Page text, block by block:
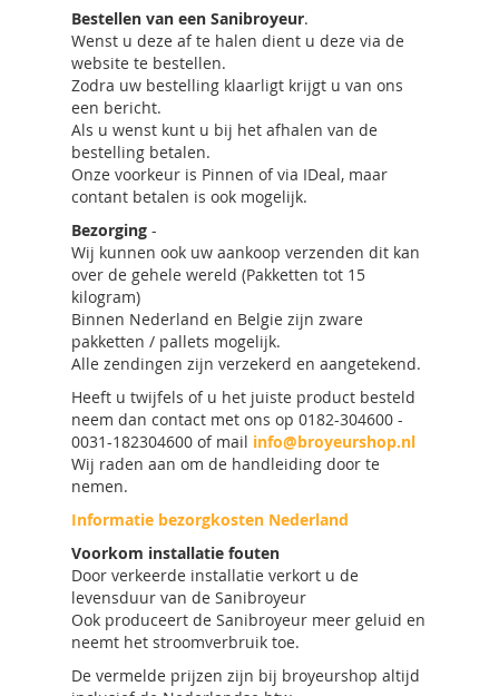
Bestellen van een Sanibroyeur.
Wenst u deze af te halen dient u deze via de
website te bestellen.
Zodra uw bestelling klaarligt krijgt u van ons
een bericht.
Als u wenst kunt u bij het afhalen van de
bestelling betalen.
Onze voorkeur is Pinnen of via IDeal, maar
contant betalen is ook mogelijk.
Bezorging -
Wij kunnen ook uw aankoop verzenden dit kan
over de gehele wereld (Pakketten tot 15
kilogram)
Binnen Nederland en Belgie zijn zware
pakketten / pallets mogelijk.
Alle zendingen zijn verzekerd en aangetekend.
Heeft u twijfels of u het juiste product besteld
neem dan contact met ons op 0182-304600 -
0031-182304600 of mail info@broyeurshop.nl
Wij raden aan om de handleiding door te
nemen.
Informatie bezorgkosten Nederland
Voorkom installatie fouten
Door verkeerde installatie verkort u de
levensduur van de Sanibroyeur
Ook produceert de Sanibroyeur meer geluid en
neemt het stroomverbruik toe.
De vermelde prijzen zijn bij broyeurshop altijd